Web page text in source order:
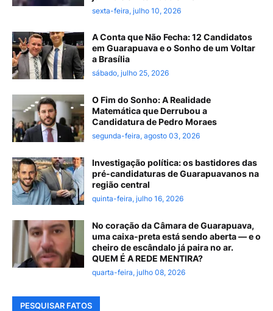
sexta-feira, julho 10, 2026
A Conta que Não Fecha: 12 Candidatos
em Guarapuava e o Sonho de um Voltar
a Brasília
sábado, julho 25, 2026
O Fim do Sonho: A Realidade
Matemática que Derrubou a
Candidatura de Pedro Moraes
segunda-feira, agosto 03, 2026
Investigação política: os bastidores das
pré-candidaturas de Guarapuavanos na
região central
quinta-feira, julho 16, 2026
No coração da Câmara de Guarapuava,
uma caixa-preta está sendo aberta — e o
cheiro de escândalo já paira no ar.
QUEM É A REDE MENTIRA?
quarta-feira, julho 08, 2026
PESQUISAR FATOS